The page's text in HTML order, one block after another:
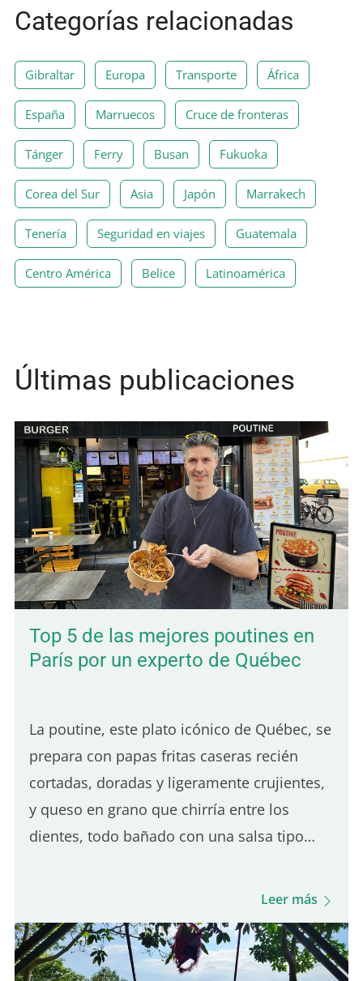
Categorías relacionadas
Gibraltar Europa Transporte África
España Marruecos Cruce de fronteras
Tánger Ferry Busan Fukuoka
Corea del Sur Asia Japón Marrakech
Tenería Seguridad en viajes Guatemala
Centro América Belice Latinoamérica
Últimas publicaciones
Top 5 de las mejores poutines en
París por un experto de Québec
La poutine, este plato icónico de Québec, se
prepara con papas fritas caseras recién
cortadas, doradas y ligeramente crujientes,
y queso en grano que chirría entre los
dientes, todo bañado con una salsa tipo
estos tres ingredientes lo que define una
lugares en París sirven poutine, solo uno
destaca realmente por su autenticidad
Leer más